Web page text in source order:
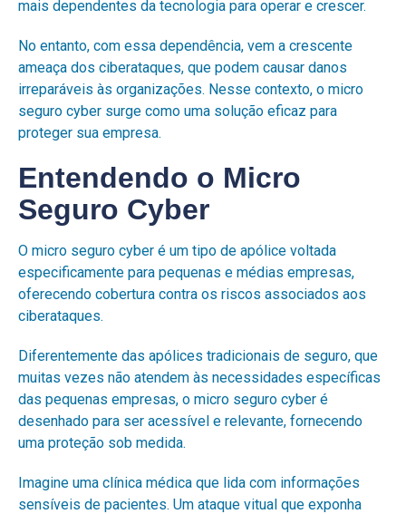
mais dependentes da tecnologia para operar e crescer.
No entanto, com essa dependência, vem a crescente
ameaça dos ciberataques, que podem causar danos
irreparáveis às organizações. Nesse contexto, o micro
seguro cyber surge como uma solução eficaz para
proteger sua empresa.
Entendendo o Micro
Seguro Cyber
O micro seguro cyber é um tipo de apólice voltada
especificamente para pequenas e médias empresas,
oferecendo cobertura contra os riscos associados aos
ciberataques.
Diferentemente das apólices tradicionais de seguro, que
muitas vezes não atendem às necessidades específicas
das pequenas empresas, o micro seguro cyber é
desenhado para ser acessível e relevante, fornecendo
uma proteção sob medida.
Imagine uma clínica médica que lida com informações
sensíveis de pacientes. Um ataque vitual que exponha